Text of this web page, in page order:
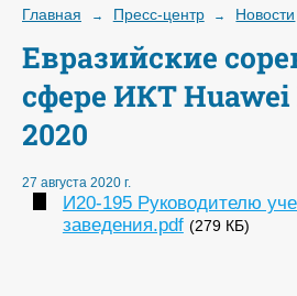
Главная → Пресс-центр → Новости
Евразийские
сфере ИКТ Huawei
2020
27 августа 2020 г.
И20-195 Руководителю
заведения.pdf (279 КБ)